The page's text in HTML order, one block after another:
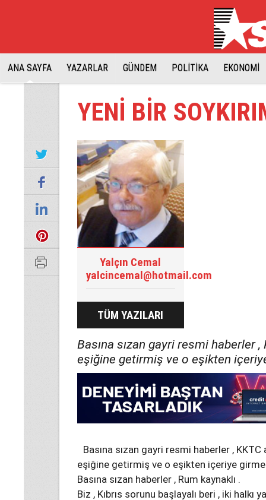
ANA SAYFA YAZARLAR GÜNDEM POLİTİKA EKONOMİ
YENİ BİR
Yalçın Cemal
yalcincemal@hotmail.com
TÜM YAZILARI
Basına sızan gayri resmi haberler
eşiğine getirmiş ve o eşikten
Basına sızan gayri resmi haberler ,
eşiğine getirmiş ve o eşikten içeriye
Basına sızan haberler , Rum kaynaklı .
Biz , Kıbrıs sorunu başlayalı beri , iki